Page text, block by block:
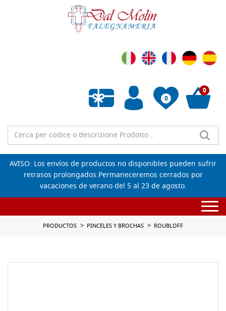
0
Lista de deseos vacía
0
AVISO: Los envíos de productos no disponibles pueden sufrir
retrasos prolongados.Permaneceremos cerrados por
vacaciones de verano del 5 al 23 de agosto.
PRODUCTOS PINCELES Y BROCHAS ROUBLOFF